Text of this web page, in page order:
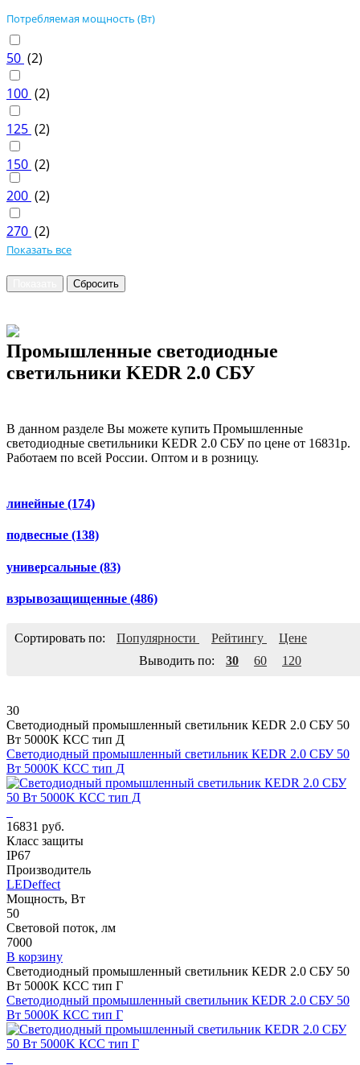
Потребляемая мощность (Вт)
50 (2)
100 (2)
125 (2)
150 (2)
200 (2)
270 (2)
Показать все
Промышленные светодиодные
светильники KEDR 2.0 СБУ
В данном разделе Вы можете купить Промышленные
светодиодные светильники KEDR 2.0 СБУ по цене от 16831р.
Работаем по всей России. Оптом и в розницу.
линейные (174)
подвесные (138)
универсальные (83)
взрывозащищенные (486)
Сортировать по: Популярности Рейтингу
Цене
Выводить по:
30 60 120
30
Светодиодный промышленный светильник КЕDR 2.0 СБУ 50
Вт 5000K КСС тип Д
Светодиодный промышленный светильник КЕDR 2.0 СБУ 50
Вт 5000K КСС тип Д
16831 руб.
Класс защиты
IP67
Производитель
LEDeffect
Мощность, Вт
50
Световой поток, лм
7000
В корзину
Светодиодный промышленный светильник КЕDR 2.0 СБУ 50
Вт 5000K КСС тип Г
Светодиодный промышленный светильник КЕDR 2.0 СБУ 50
Вт 5000K КСС тип Г